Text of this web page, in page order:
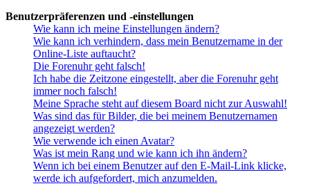
Benutzerpräferenzen und -einstellungen
Wie kann ich meine Einstellungen ändern?
Wie kann ich verhindern, dass mein Benutzername in der
Online-Liste auftaucht?
Die Forenuhr geht falsch!
Ich habe die Zeitzone eingestellt, aber die Forenuhr geht
immer noch falsch!
Meine Sprache steht auf diesem Board nicht zur Auswahl!
Was sind das für Bilder, die bei meinem Benutzernamen
angezeigt werden?
Wie verwende ich einen Avatar?
Was ist mein Rang und wie kann ich ihn ändern?
Wenn ich bei einem Benutzer auf den E-Mail-Link klicke,
werde ich aufgefordert, mich anzumelden.